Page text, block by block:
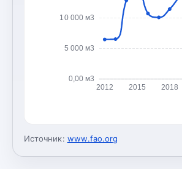
0,00 м3
5 000 м3
10 000 м3
2012 2015 2018
Источник: www.fao.org